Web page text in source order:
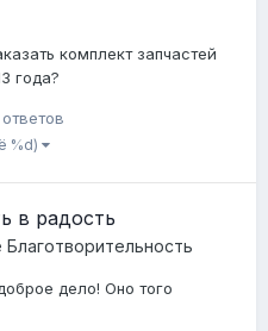
комплект запчастей
года?
%d)
в радость
Благотворительность
дело! Оно того